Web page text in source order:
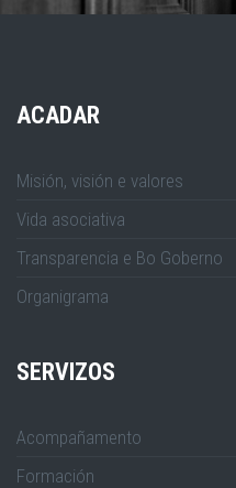
ACADAR
Misión, visión e valores
Vida asociativa
Transparencia e Bo Goberno
Organigrama
SERVIZOS
Acompañamento
Formación